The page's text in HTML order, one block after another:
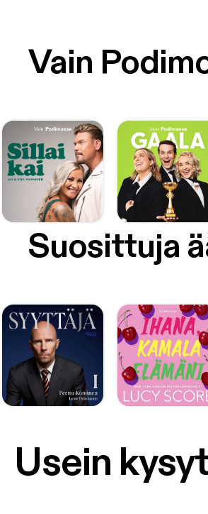
Vain
Suosittuja
Usein